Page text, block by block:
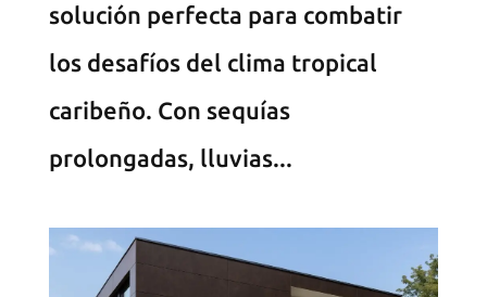
solución perfecta para combatir
los desafíos del clima tropical
caribeño. Con sequías
prolongadas, lluvias...